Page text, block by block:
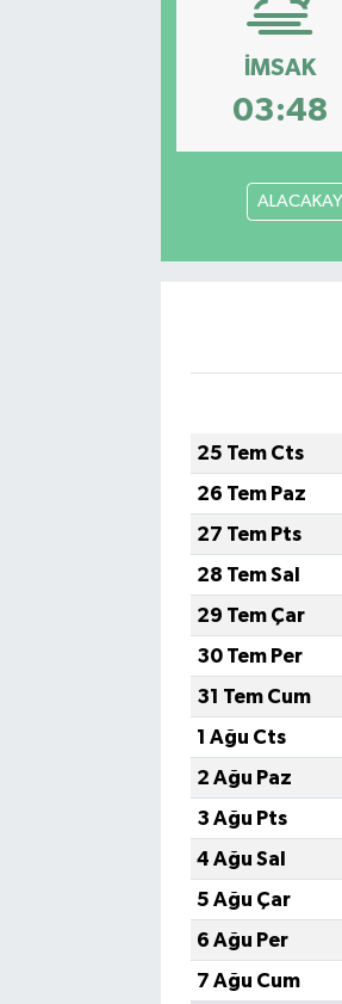
İMSAK
03:48
25 Tem Cts
26 Tem Paz
27 Tem Pts
28 Tem Sal
29 Tem Çar
30 Tem Per
31 Tem Cum
1 Ağu Cts
2 Ağu Paz
3 Ağu Pts
4 Ağu Sal
5 Ağu Çar
6 Ağu Per
7 Ağu Cum
Kültür & Sanat
Sokak Hayvanlarını